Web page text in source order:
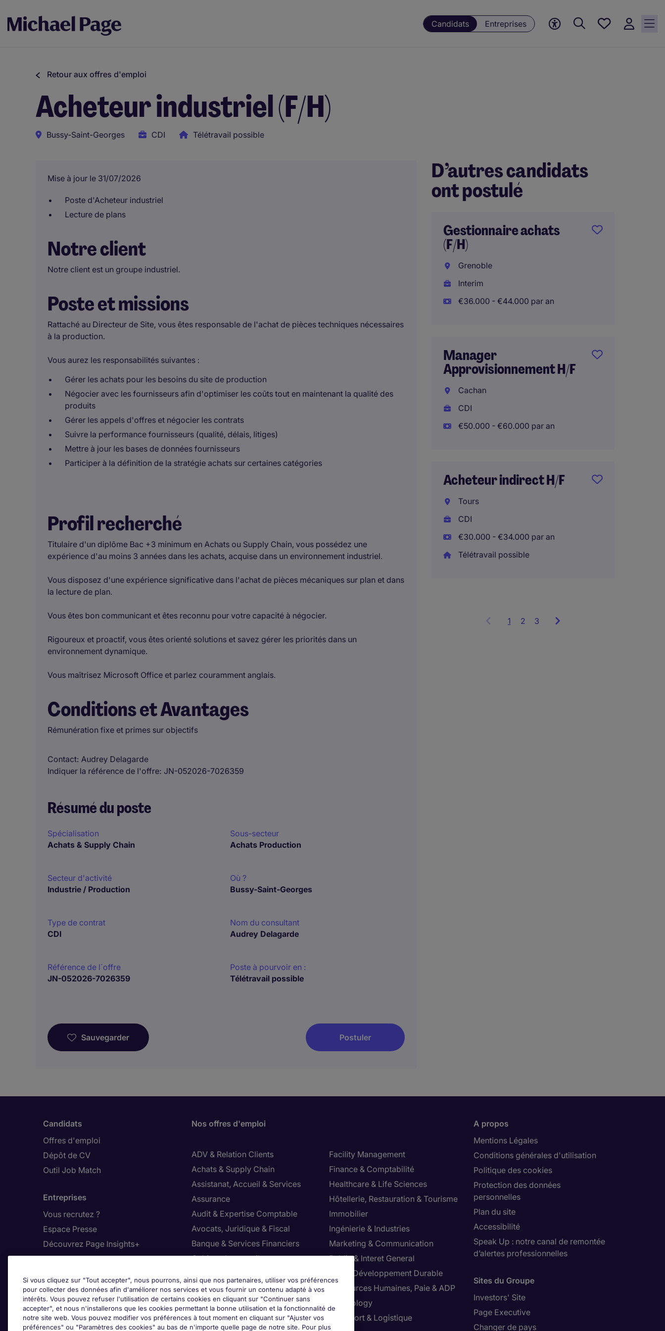
Candidats Entreprises
Mes offres, 0
Retour aux offres d'emploi
Acheteur industriel (F/H)
Bussy-Saint-Georges CDI Télétravail possible
Mise à jour le 31/07/2026
Poste d'Acheteur industriel
Lecture de plans
Notre client
Notre client est un groupe industriel.
Poste et missions
Rattaché au Directeur de Site, vous êtes responsable de l'achat de pièces techniques nécessaires
à la production.
Vous aurez les responsabilités suivantes :
Gérer les achats pour les besoins du site de production
Négocier avec les fournisseurs afin d'optimiser les coûts tout en maintenant la qualité des
produits
Gérer les appels d'offres et négocier les contrats
Suivre la performance fournisseurs (qualité, délais, litiges)
Mettre à jour les bases de données fournisseurs
Participer à la définition de la stratégie achats sur certaines catégories
Profil recherché
Titulaire d'un diplôme Bac +3 minimum en Achats ou Supply Chain, vous possédez une
expérience d'au moins 3 années dans les achats, acquise dans un environnement industriel.
Vous disposez d'une expérience significative dans l'achat de pièces mécaniques sur plan et dans
la lecture de plan.
Vous êtes bon communicant et êtes reconnu pour votre capacité à négocier.
Rigoureux et proactif, vous êtes orienté solutions et savez gérer les priorités dans un
environnement dynamique.
Vous maîtrisez Microsoft Office et parlez couramment anglais.
Conditions et Avantages
Rémunération fixe et primes sur objectifs
Contact Audrey Delagarde
Indiquer la référence de l'offre JN-052026-7026359
Résumé du poste
Spécialisation
Achats & Supply Chain
Sous-secteur
Achats Production
Secteur d'activité
Industrie / Production
Où ?
Bussy-Saint-Georges
Type de contrat
CDI
Nom du consultant
Audrey Delagarde
Référence de l´offre
JN-052026-7026359
Poste à pourvoir en :
Télétravail possible
Sauvegarder Postuler
D’autres candidats
ont postulé
Gestionnaire achats
(F/H)
Grenoble
Interim
€36.000 - €44.000 par an
Manager
Approvisionnement H/F
Cachan
CDI
€50.000 - €60.000 par an
Acheteur indirect H/F
Tours
CDI
€30.000 - €34.000 par an
Télétravail possible
1 Showing
2 3
Candidats
Offres d'emploi
Dépôt de CV
Outil Job Match
Entreprises
Vous recrutez ?
Espace Presse
Découvrez Page Insights+
Nos bureaux en France
Nous contacter
Nous rejoindre
Nos offres d'emploi
ADV & Relation Clients
Achats & Supply Chain
Assistanat, Accueil & Services
Assurance
Audit & Expertise Comptable
Avocats, Juridique & Fiscal
Banque & Services Financiers
Cabinet de conseil
Construction
Dirigeants
Distribution & Commerce
Facility Management
Finance & Comptabilité
Healthcare & Life Sciences
Hôtellerie, Restauration & Tourisme
Immobilier
Ingénierie & Industries
Marketing & Communication
Public & Interet General
RSE & Développement Durable
Ressources Humaines, Paie & ADP
Technology
Transport & Logistique
A propos
Mentions Légales
Conditions générales d'utilisation
Politique des cookies
Protection des données
personnelles
Plan du site
Accessibilité
Speak Up : notre canal de remontée
d’alertes professionnelles
Sites du Groupe
Investors' Site
Page Executive
Changer de pays
Si vous cliquez sur "Tout accepter", nous pourrons, ainsi que nos partenaires, utiliser vos préférences
pour collecter des données afin d'améliorer nos services et vous fournir un contenu adapté à vos
intérêts. Vous pouvez refuser l'utilisation de certains cookies en cliquant sur "Continuer sans
accepter", et nous n'installerons que les cookies permettant la bonne utilisation et la fonctionnalité de
notre site web. Vous pouvez modifier vos préférences à tout moment en cliquant sur "Ajuster vos
préférences" ou "Paramètres des cookies" au bas de n'importe quelle page de notre site. Pour plus